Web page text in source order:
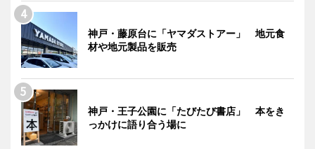
神戸・藤原台に「ヤマダストアー」 地元食
材や地元製品を販売
神戸・王子公園に「たびたび書店」 本をき
っかけに語り合う場に